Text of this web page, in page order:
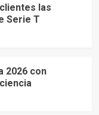
las
Serie T
2026 con